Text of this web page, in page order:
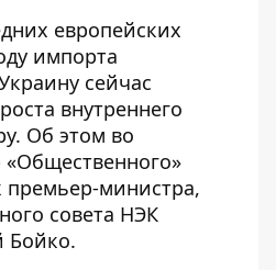
европейских
импорта
сейчас
внутреннего
Об этом во
министра,
совета НЭК
Бойко.